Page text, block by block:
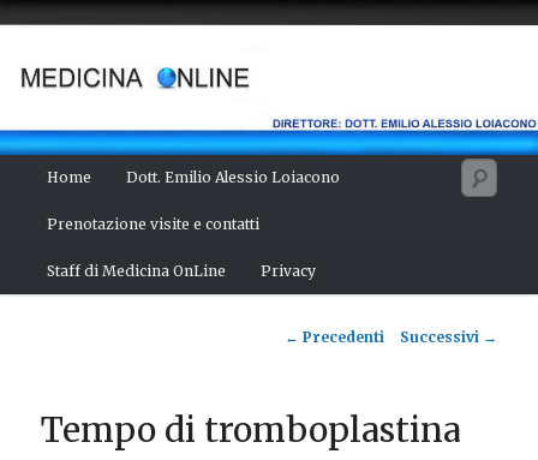
contenuto
principale
Home Dott. Emilio Alessio Loiacono
Prenotazione visite e contatti
Staff di Medicina OnLine Privacy
Navigazione
← Precedenti Successivi →
Tempo di tromboplastina